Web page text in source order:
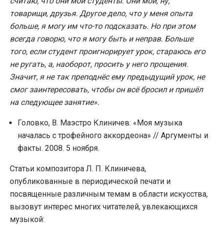
товарищи, друзья. Другое дело, что у меня опыта
больше, я могу им что-то подсказать. Но при этом
всегда говорю, что я могу быть и неправ. Больше
того, если студент проигнорирует урок, стараюсь его
не ругать, а, наоборот, просить у него прощения.
Значит, я не так преподнёс ему предыдущий урок, не
смог заинтересовать, чтобы он всё бросил и пришёл
на следующее занятие».
Головко, В. Маэстро Клиничев: «Моя музыка
началась с трофейного аккордеона» // Аргументы и
факты. 2008. 5 ноября.
Статьи композитора Л. П. Клиничева,
опубликованные в периодической печати и
посвященные различным темам в области искусства,
вызовут интерес многих читателей, увлекающихся
музыкой: